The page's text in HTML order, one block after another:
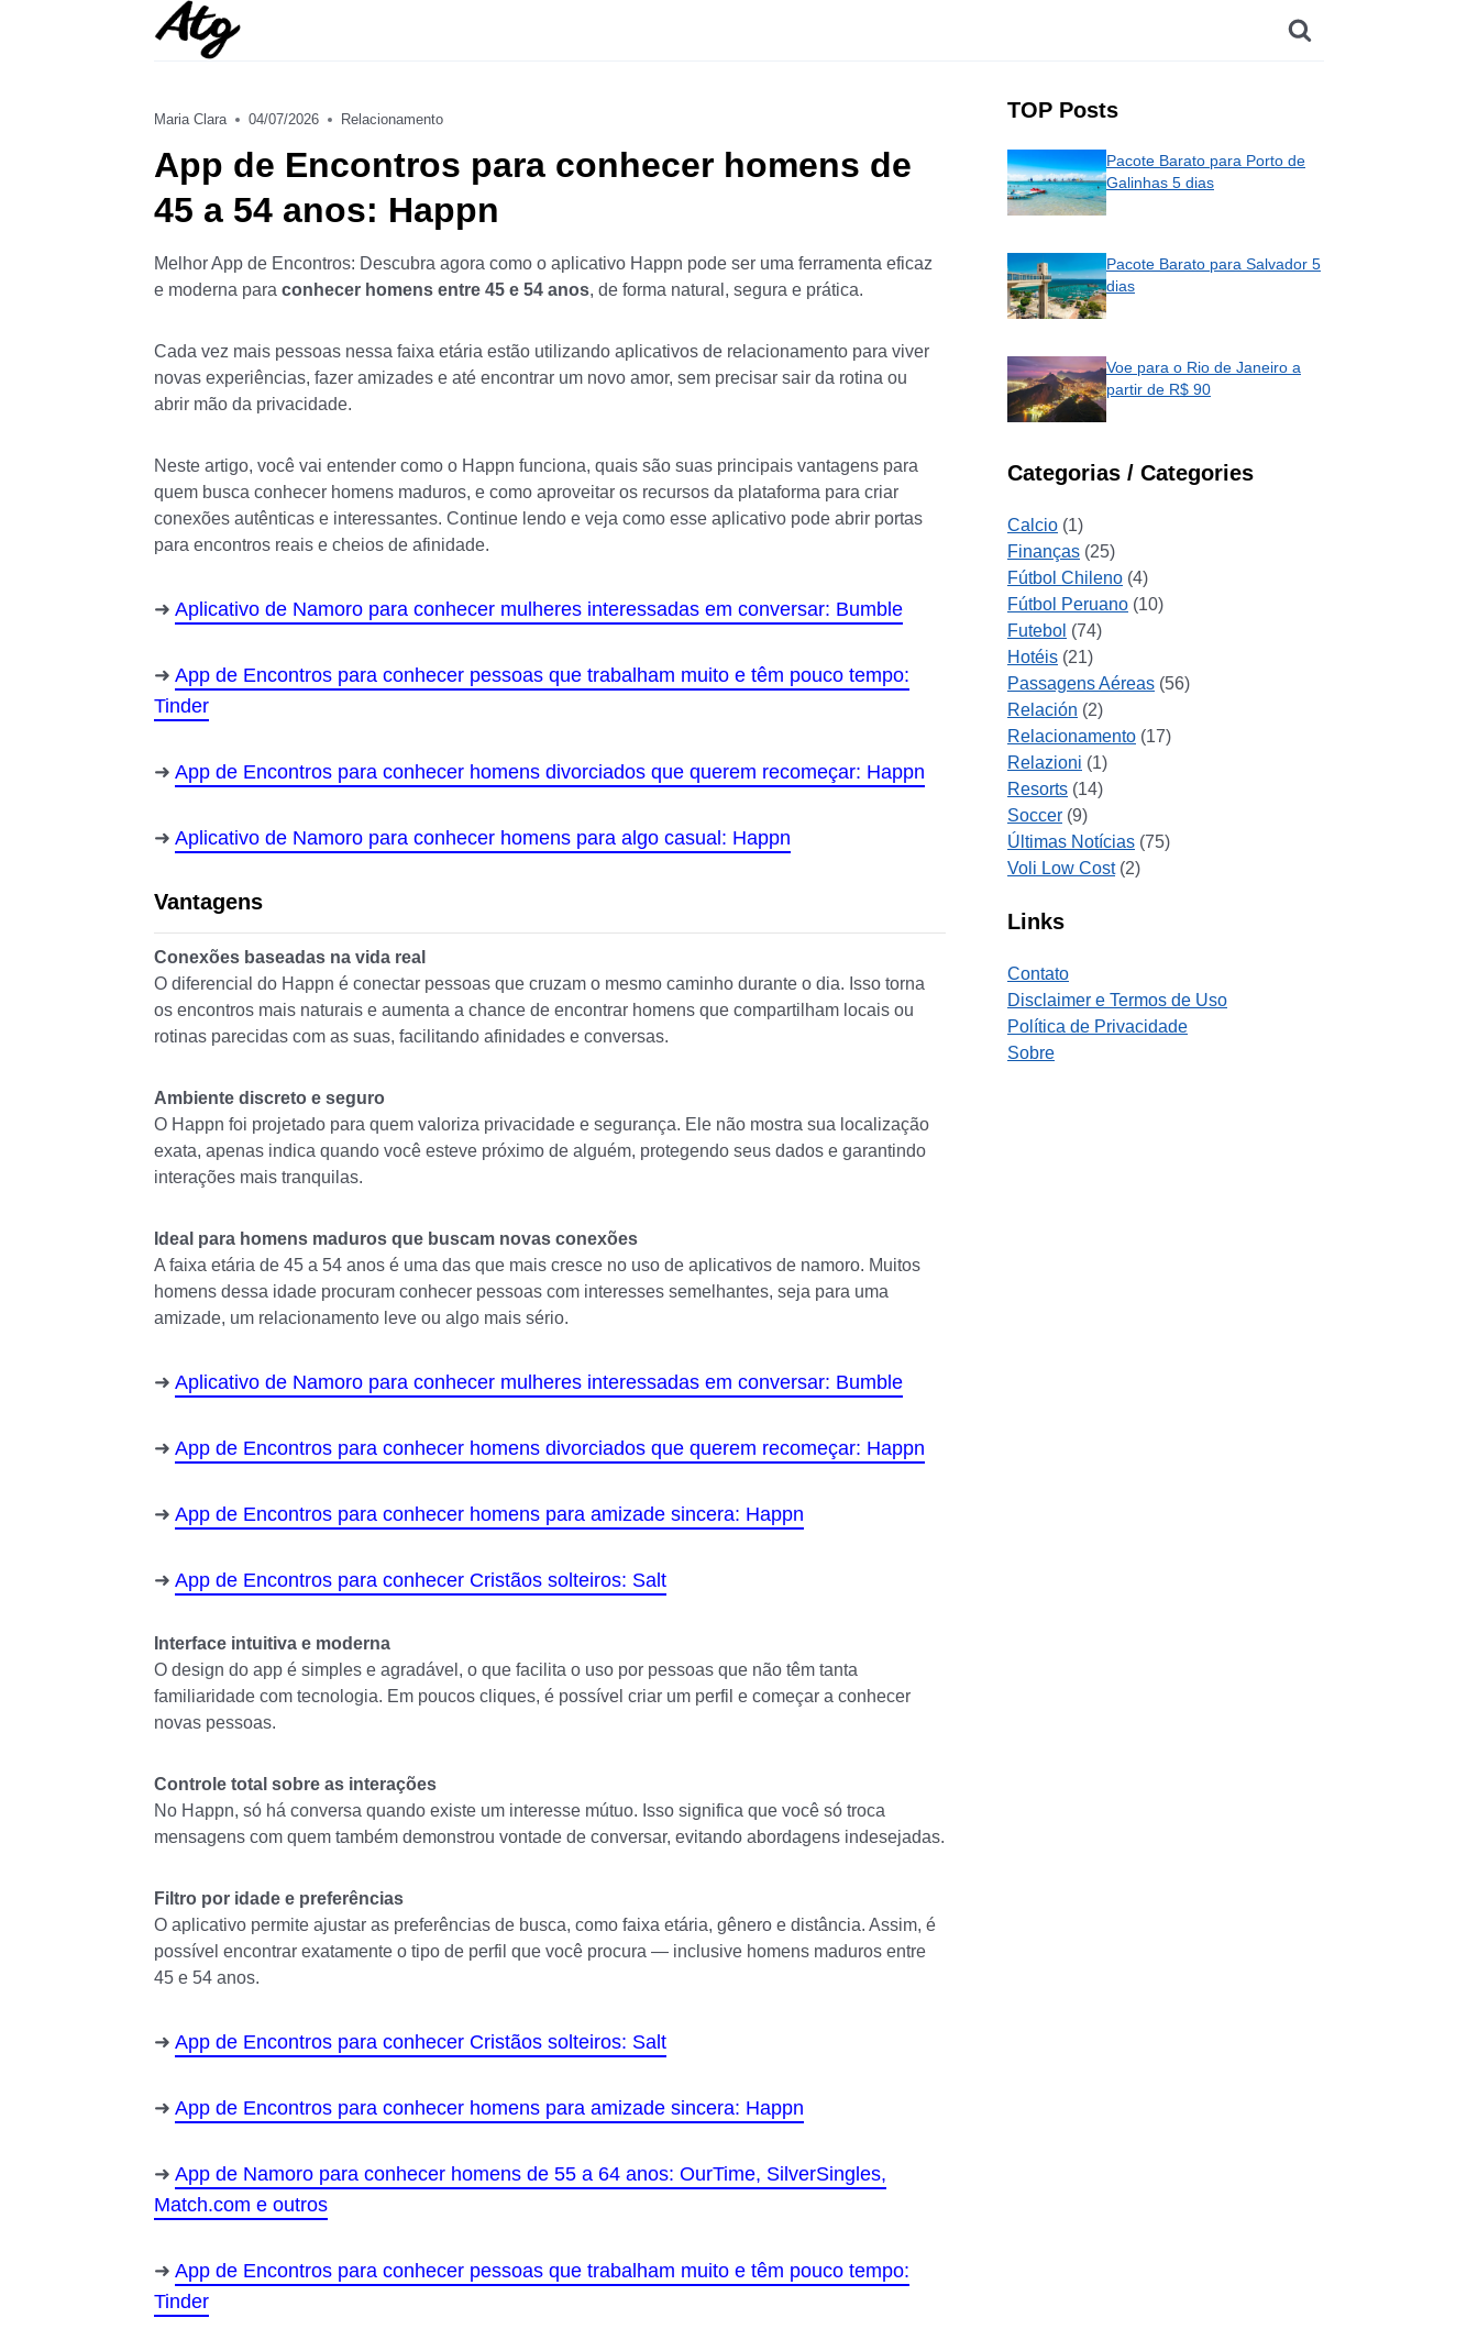
Maria Clara 04/07/2026 Relacionamento
App de Encontros para conhecer homens de
45 a 54 anos: Happn
Melhor App de Encontros: Descubra agora como o aplicativo Happn pode ser uma ferramenta eficaz
e moderna para conhecer homens entre 45 e 54 anos, de forma natural, segura e prática.
Cada vez mais pessoas nessa faixa etária estão utilizando aplicativos de relacionamento para viver
novas experiências, fazer amizades e até encontrar um novo amor, sem precisar sair da rotina ou
abrir mão da privacidade.
Neste artigo, você vai entender como o Happn funciona, quais são suas principais vantagens para
quem busca conhecer homens maduros, e como aproveitar os recursos da plataforma para criar
conexões autênticas e interessantes. Continue lendo e veja como esse aplicativo pode abrir portas
para encontros reais e cheios de afinidade.
Aplicativo de Namoro para conhecer mulheres interessadas em conversar: Bumble
App de Encontros para conhecer pessoas que trabalham muito e têm pouco tempo:
Tinder
App de Encontros para conhecer homens divorciados que querem recomeçar: Happn
Aplicativo de Namoro para conhecer homens para algo casual: Happn
Vantagens
Conexões baseadas na vida real
O diferencial do Happn é conectar pessoas que cruzam o mesmo caminho durante o dia. Isso torna
os encontros mais naturais e aumenta a chance de encontrar homens que compartilham locais ou
rotinas parecidas com as suas, facilitando afinidades e conversas.
Ambiente discreto e seguro
O Happn foi projetado para quem valoriza privacidade e segurança. Ele não mostra sua localização
exata, apenas indica quando você esteve próximo de alguém, protegendo seus dados e garantindo
interações mais tranquilas.
Ideal para homens maduros que buscam novas conexões
A faixa etária de 45 a 54 anos é uma das que mais cresce no uso de aplicativos de namoro. Muitos
homens dessa idade procuram conhecer pessoas com interesses semelhantes, seja para uma
amizade, um relacionamento leve ou algo mais sério.
Aplicativo de Namoro para conhecer mulheres interessadas em conversar: Bumble
App de Encontros para conhecer homens divorciados que querem recomeçar: Happn
App de Encontros para conhecer homens para amizade sincera: Happn
App de Encontros para conhecer Cristãos solteiros: Salt
Interface intuitiva e moderna
O design do app é simples e agradável, o que facilita o uso por pessoas que não têm tanta
familiaridade com tecnologia. Em poucos cliques, é possível criar um perfil e começar a conhecer
novas pessoas.
Controle total sobre as interações
No Happn, só há conversa quando existe um interesse mútuo. Isso significa que você só troca
mensagens com quem também demonstrou vontade de conversar, evitando abordagens indesejadas.
Filtro por idade e preferências
O aplicativo permite ajustar as preferências de busca, como faixa etária, gênero e distância. Assim, é
possível encontrar exatamente o tipo de perfil que você procura — inclusive homens maduros entre
45 e 54 anos.
App de Encontros para conhecer Cristãos solteiros: Salt
App de Encontros para conhecer homens para amizade sincera: Happn
App de Namoro para conhecer homens de 55 a 64 anos: OurTime, SilverSingles,
Match.com e outros
App de Encontros para conhecer pessoas que trabalham muito e têm pouco tempo:
Tinder
TOP Posts
Pacote Barato para Porto de
Galinhas 5 dias
Pacote Barato para Salvador 5
dias
Voe para o Rio de Janeiro a
partir de R$ 90
Categorias / Categories
Calcio (1)
Finanças (25)
Fútbol Chileno (4)
Fútbol Peruano (10)
Futebol (74)
Hotéis (21)
Passagens Aéreas (56)
Relación (2)
Relacionamento (17)
Relazioni (1)
Resorts (14)
Soccer (9)
Últimas Notícias (75)
Voli Low Cost(2)
Links
Contato
Disclaimer e Termos de Uso
Política de Privacidade
Sobre